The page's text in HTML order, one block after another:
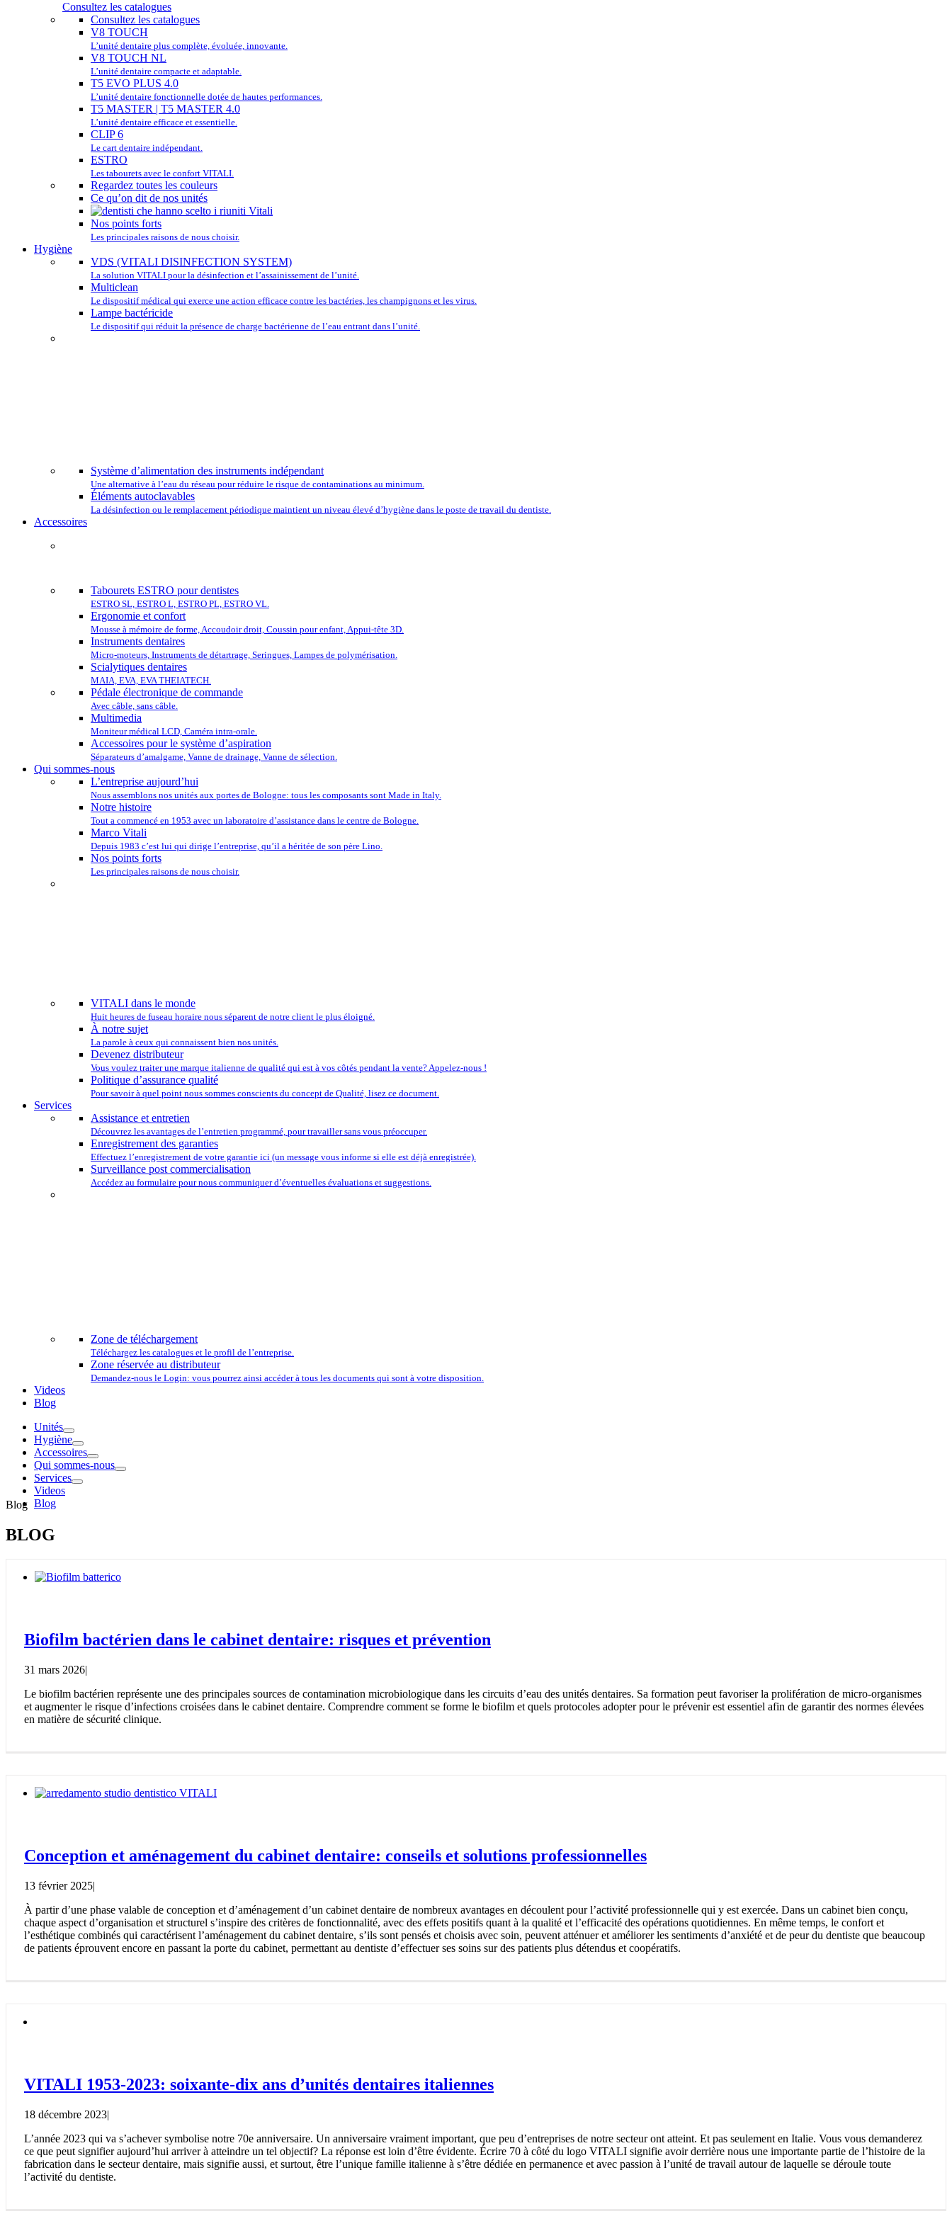
Consultez les catalogues
Consultez les catalogues
V8 TOUCH
L’unité dentaire plus complète, évoluée, innovante.
V8 TOUCH NL
L’unité dentaire compacte et adaptable.
T5 EVO PLUS 4.0
L’unité dentaire fonctionnelle dotée de hautes performances.
T5 MASTER | T5 MASTER 4.0
L’unité dentaire efficace et essentielle.
CLIP 6
Le cart dentaire indépendant.
ESTRO
Les tabourets avec le confort VITALI.
Regardez toutes les couleurs
Ce qu’on dit de nos unités
Nos points forts
Les principales raisons de nous choisir.
Hygiène
VDS (VITALI DISINFECTION SYSTEM)
La solution VITALI pour la désinfection et l’assainissement de l’unité.
Multiclean
Le dispositif médical qui exerce une action efficace contre les bactéries, les champignons et les virus.
Lampe bactéricide
Le dispositif qui réduit la présence de charge bactérienne de l’eau entrant dans l’unité.
Système d’alimentation des instruments indépendant
Une alternative à l’eau du réseau pour réduire le risque de contaminations au minimum.
Éléments autoclavables
La désinfection ou le remplacement périodique maintient un niveau élevé d’hygiène dans le poste de travail du dentiste.
Accessoires
Tabourets ESTRO pour dentistes
ESTRO SL, ESTRO L, ESTRO PL, ESTRO VL.
Ergonomie et confort
Mousse à mémoire de forme, Accoudoir droit, Coussin pour enfant, Appui-tête 3D.
Instruments dentaires
Micro-moteurs, Instruments de détartrage, Seringues, Lampes de polymérisation.
Scialytiques dentaires
MAIA, EVA, EVA THEIATECH.
Pédale électronique de commande
Avec câble, sans câble.
Multimedia
Moniteur médical LCD, Caméra intra-orale.
Accessoires pour le système d’aspiration
Séparateurs d’amalgame, Vanne de drainage, Vanne de sélection.
Qui sommes-nous
L’entreprise aujourd’hui
Nous assemblons nos unités aux portes de Bologne: tous les composants sont Made in Italy.
Notre histoire
Tout a commencé en 1953 avec un laboratoire d’assistance dans le centre de Bologne.
Marco Vitali
Depuis 1983 c’est lui qui dirige l’entreprise, qu’il a héritée de son père Lino.
Nos points forts
Les principales raisons de nous choisir.
VITALI dans le monde
Huit heures de fuseau horaire nous séparent de notre client le plus éloigné.
À notre sujet
La parole à ceux qui connaissent bien nos unités.
Devenez distributeur
Vous voulez traiter une marque italienne de qualité qui est à vos côtés pendant la vente? Appelez-nous !
Politique d’assurance qualité
Pour savoir à quel point nous sommes conscients du concept de Qualité, lisez ce document.
Services
Assistance et entretien
Découvrez les avantages de l’entretien programmé, pour travailler sans vous préoccuper.
Enregistrement des garanties
Effectuez l’enregistrement de votre garantie ici (un message vous informe si elle est déjà enregistrée).
Surveillance post commercialisation
Accédez au formulaire pour nous communiquer d’éventuelles évaluations et suggestions.
Zone de téléchargement
Téléchargez les catalogues et le profil de l’entreprise.
Zone réservée au distributeur
Demandez-nous le Login: vous pourrez ainsi accéder à tous les documents qui sont à votre disposition.
Videos
Blog
Unités
Hygiène
Accessoires
Qui sommes-nous
Services
Videos
Blog
Blog
BLOG
Biofilm bactérien dans le cabinet dentaire: risques et prévention
31 mars 2026|
Le biofilm bactérien représente une des principales sources de contamination microbiologique dans les circuits d’eau des unités dentaires. Sa formation peut favoriser la prolifération de micro-organismes
et augmenter le risque d’infections croisées dans le cabinet dentaire. Comprendre comment se forme le biofilm et quels protocoles adopter pour le prévenir est essentiel afin de garantir des normes élevées
en matière de sécurité clinique.
Conception et aménagement du cabinet dentaire: conseils et solutions professionnelles
13 février 2025|
À partir d’une phase valable de conception et d’aménagement d’un cabinet dentaire de nombreux avantages en découlent pour l’activité professionnelle qui y est exercée. Dans un cabinet bien conçu,
chaque aspect d’organisation et structurel s’inspire des critères de fonctionnalité, avec des effets positifs quant à la qualité et l’efficacité des opérations quotidiennes. En même temps, le confort et
l’esthétique combinés qui caractérisent l’aménagement du cabinet dentaire, s’ils sont pensés et choisis avec soin, peuvent atténuer et améliorer les sentiments d’anxiété et de peur du dentiste que beaucoup
de patients éprouvent encore en passant la porte du cabinet, permettant au dentiste d’effectuer ses soins sur des patients plus détendus et coopératifs.
VITALI 1953-2023: soixante-dix ans d’unités dentaires italiennes
18 décembre 2023|
L’année 2023 qui va s’achever symbolise notre 70e anniversaire. Un anniversaire vraiment important, que peu d’entreprises de notre secteur ont atteint. Et pas seulement en Italie. Vous vous demanderez
ce que peut signifier aujourd’hui arriver à atteindre un tel objectif? La réponse est loin d’être évidente. Écrire 70 à côté du logo VITALI signifie avoir derrière nous une importante partie de l’histoire de la
fabrication dans le secteur dentaire, mais signifie aussi, et surtout, être l’unique famille italienne à s’être dédiée en permanence et avec passion à l’unité de travail autour de laquelle se déroule toute
l’activité du dentiste.